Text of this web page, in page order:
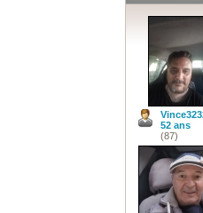
52 ans
(87)